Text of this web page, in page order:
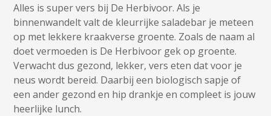
Alles is super vers bij De Herbivoor. Als je
binnenwandelt valt de kleurrijke saladebar je meteen
op met lekkere kraakverse groente. Zoals de naam al
doet vermoeden is De Herbivoor gek op groente.
Verwacht dus gezond, lekker, vers eten dat voor je
neus wordt bereid. Daarbij een biologisch sapje of
een ander gezond en hip drankje en compleet is jouw
heerlijke lunch.